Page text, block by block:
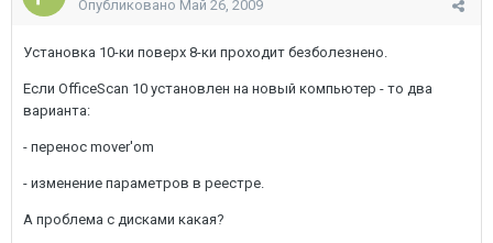
Опубликовано Май 26, 2009
Установка 10-ки поверх 8-ки проходит безболезнено.
Если OfficeScan 10 установлен на новый компьютер - то два
варианта:
- перенос mover'om
- изменение параметров в реестре.
А проблема с дисками какая?